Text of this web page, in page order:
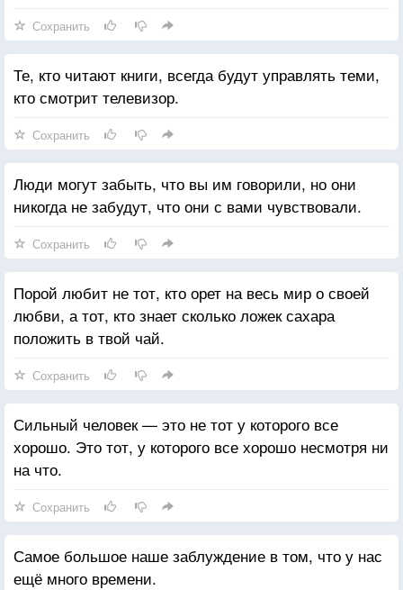
Сохранить
Те, кто читают книги, всегда будут управлять теми,
кто смотрит телевизор.
Сохранить
Люди могут забыть, что вы им говорили, но они
никогда не забудут, что они с вами чувствовали.
Сохранить
Порой любит не тот, кто орет на весь мир о своей
любви, а тот, кто знает сколько ложек сахара
положить в твой чай.
Сохранить
Сильный человек — это не тот у которого все
хорошо. Это тот, у которого все хорошо несмотря ни
на что.
Сохранить
Самое большое наше заблуждение в том, что у нас
ещё много времени.